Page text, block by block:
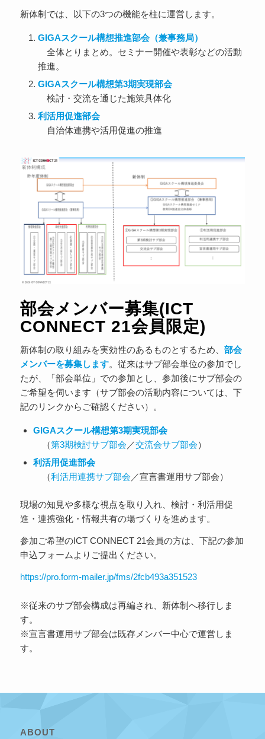
新体制では、以下の3つの機能を柱に運営します。
GIGAスクール構想推進部会（兼事務局）
全体とりまとめ。セミナー開催や表彰などの活動
推進。
GIGAスクール構想第3期実現部会
検討・交流を通じた施策具体化
利活用促進部会
自治体連携や活用促進の推進
部会メンバー募集(ICT
CONNECT 21会員限定)
新体制の取り組みを実効性のあるものとするため、 部会
メンバーを募集します。従来はサブ部会単位の参加でし
たが、「部会単位」での参加とし、参加後にサブ部会の
ご希望を伺います（サブ部会の活動内容については、下
記のリンクからご確認ください）。
GIGAスクール構想第3期実現部会
（第3期検討サブ部会 ／交流会サブ部会）
利活用促進部会
（利活用連携サブ部会 ／宣言書運用サブ部会）
現場の知見や多様な視点を取り入れ、検討・利活用促
進・連携強化・情報共有の場づくりを進めます。
参加ご希望のICT CONNECT 21会員の方は、下記の参加
申込フォームよりご提出ください。
https://pro.form-mailer.jp/fms/2fcb493a351523
※従来のサブ部会構成は再編され、新体制へ移行しま
す。
※宣言書運用サブ部会は既存メンバー中心で運営しま
す。
ABOUT